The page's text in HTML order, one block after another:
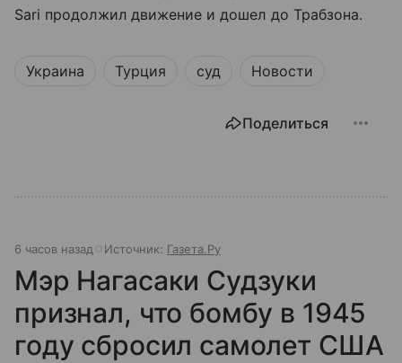
Sari продолжил движение и дошел до Трабзона.
Украина Турция суд Новости
Поделиться
6 часов назад Источник: Газета.Ру
Мэр Нагасаки Судзуки
признал, что бомбу в 1945
году сбросил самолет США